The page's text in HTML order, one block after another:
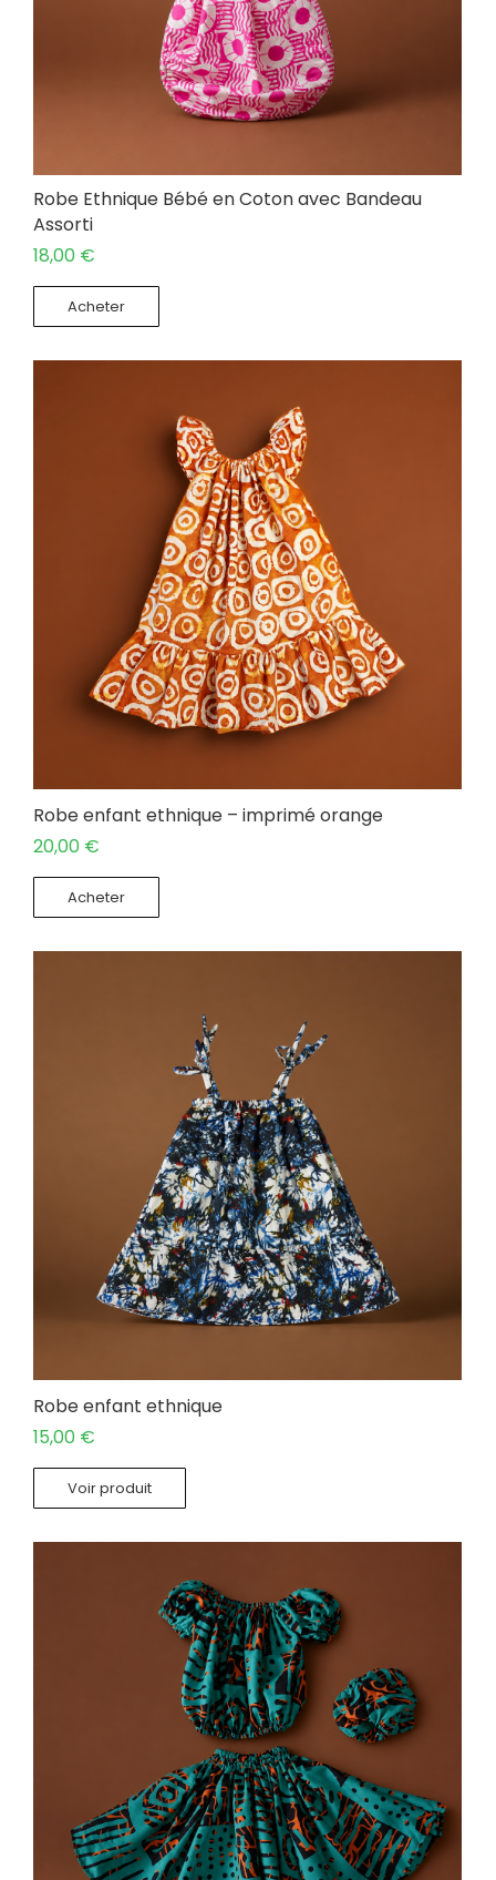
Robe Ethnique Bébé en Coton avec Bandeau
Assorti
18,00 €
Acheter
Robe enfant ethnique – imprimé orange
20,00 €
Acheter
Robe enfant ethnique
15,00 €
Voir produit